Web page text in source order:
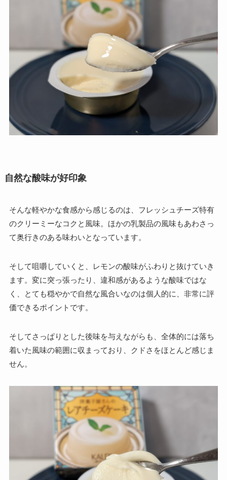
自然な酸味が好印象
そんな軽やかな食感から感じるのは、フレッシュチーズ特有
のクリーミーなコクと風味。ほかの乳製品の風味もあわさっ
て奥行きのある味わいとなっています。
そして咀嚼していくと、レモンの酸味がふわりと抜けていき
ます。変に突っ張ったり、違和感があるような酸味ではな
く、とても穏やかで自然な風合いなのは個人的に、非常に評
価できるポイントです。
そしてさっぱりとした後味を与えながらも、全体的には落ち
着いた風味の範囲に収まっており、クドさをほとんど感じま
せん。